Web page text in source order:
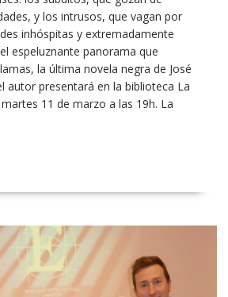
y los intrusos, que vagan por
inhóspitas y extremadamente
espeluznante panorama que
la última novela negra de José
autor presentará en la biblioteca La
11 de marzo a las 19h. La